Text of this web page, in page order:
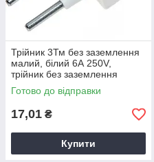
Трійник 3Тм без заземлення
малий, білий 6А 250V,
трійник без заземлення
малий
Готово до відправки
17,01 ₴
Купити